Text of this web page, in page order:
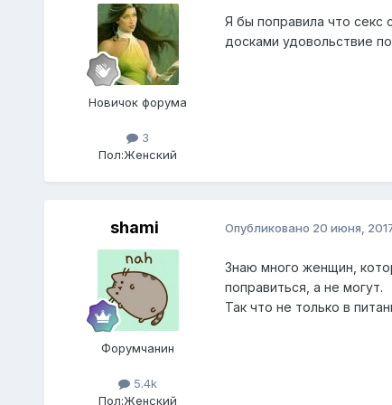
Новичок форума
3
Пол:Женский
Я бы поправила что
досками удовольствие
shami
Форумчанин
5.4k
Пол:Женский
Опубликовано 20 июня,
Знаю много женщин,
поправиться, а не могут.
Так что не только в